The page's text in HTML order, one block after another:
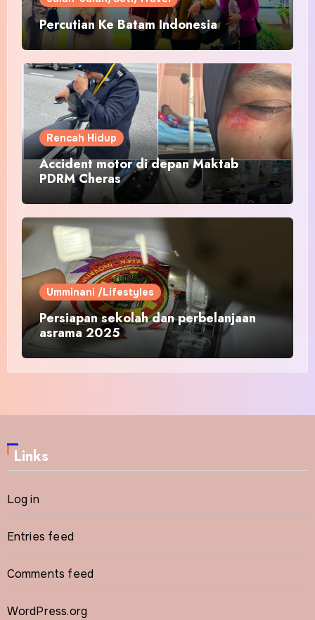
Percutian Ke Batam Indonesia
Rencah Hidup
Accident motor di depan Maktab
PDRM Cheras
Umminani /Lifestyles
Persiapan sekolah dan perbelanjaan
asrama 2025
Links
Log in
Entries feed
Comments feed
WordPress.org